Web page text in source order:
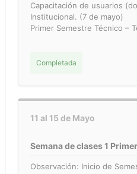
Capacitación de usuarios
Institucional. (7 de mayo)
Primer Semestre Técnico –
Completada
11 al 15 de Mayo
Semana de clases 1
Observación: Inicio de